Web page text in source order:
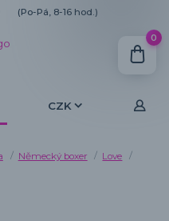
CZK
(Po-Pá, 8-16 hod.)
0
Německý boxer
Love